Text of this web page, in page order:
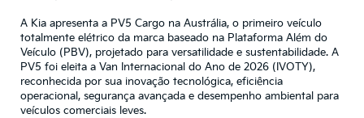
A Kia apresenta a PV5 Cargo na Austrália, o primeiro veículo
totalmente elétrico da marca baseado na Plataforma Além do
Veículo (PBV), projetado para versatilidade e sustentabilidade. A
PV5 foi eleita a Van Internacional do Ano de 2026 (IVOTY),
reconhecida por sua inovação tecnológica, eficiência
operacional, segurança avançada e desempenho ambiental para
veículos comerciais leves.